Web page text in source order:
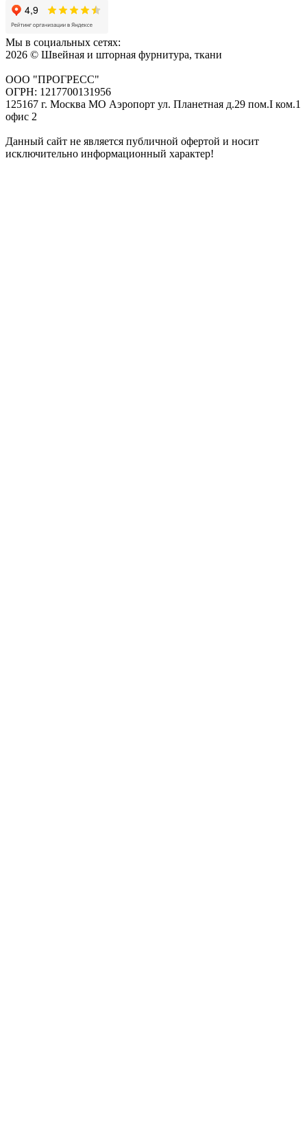
Мы в социальных сетях:
2026 © Швейная и шторная фурнитура, ткани
ООО "ПРОГРЕСС"
ОГРН: 1217700131956
125167 г. Москва МО Аэропорт ул. Планетная д.29 пом.I ком.1
офис 2
Данный сайт не является публичной офертой и носит
исключительно информационный характер!